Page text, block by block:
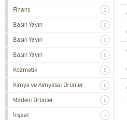
Finans 1
Basın Yayın 0
Basın Yayın 0
Basın Yayın 0
Kozmetik 5
Kimya ve Kimyasal Ürünler 0
Madeni Ürünler 0
İnşaat 1